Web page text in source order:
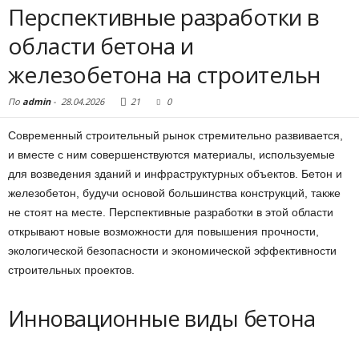
Перспективные разработки в
области бетона и
железобетона на строительн
По admin- 28.04.2026 21 0
Современный строительный рынок стремительно развивается,
и вместе с ним совершенствуются материалы, используемые
для возведения зданий и инфраструктурных объектов. Бетон и
железобетон, будучи основой большинства конструкций, также
не стоят на месте. Перспективные разработки в этой области
открывают новые возможности для повышения прочности,
экологической безопасности и экономической эффективности
строительных проектов.
Инновационные виды бетона